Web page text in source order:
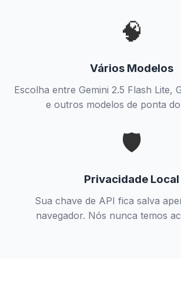
🧠
Vários Modelos
Escolha entre Gemini 2.5 Flash Lite,
e outros modelos de ponta
🛡️
Privacidade Local
Sua chave de API fica salva
navegador. Nós nunca temos